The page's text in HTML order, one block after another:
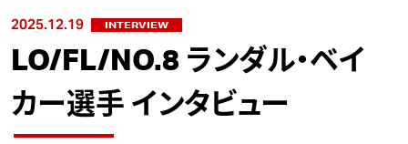
2025.12.19 INTERVIEW
LO/FL/NO.8 ランダル・ベイ
カー選手 インタビュー